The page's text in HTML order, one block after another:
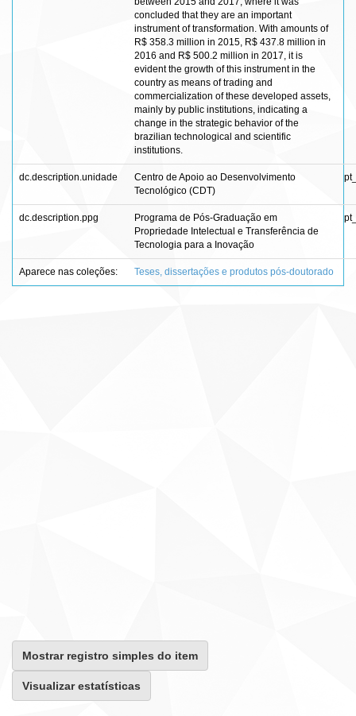
concluded that they are an important
instrument of transformation. With amounts of
R$ 358.3 million in 2015, R$ 437.8 million in
2016 and R$ 500.2 million in 2017, it is
evident the growth of this instrument in the
country as means of trading and
commercialization of these developed assets,
mainly by public institutions, indicating a
change in the strategic behavior of the
brazilian technological and scientific
institutions.
dc.description.unidade
Centro de Apoio ao Desenvolvimento
Tecnológico (CDT)
dc.description.ppg
Programa de Pós-Graduação em
Propriedade Intelectual e Transferência de
Tecnologia para a Inovação
Aparece nas coleções: Teses, dissertações e produtos pós-doutorado
Mostrar registro simples do item
Visualizar estatísticas